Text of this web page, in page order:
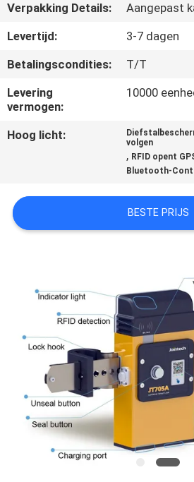
CONTACTEER
VERZOEK
OM EEN
CITAAT
SITEMAP
PRIVACY
Verpakking Details:
Aangepast
Levertijd:
3-7 dagen
Betalingscondities:
T/T
Levering
vermogen:
10000
Hoog licht:
volgen
, RFID opent
Bluetooth-
BESTE PRIJS